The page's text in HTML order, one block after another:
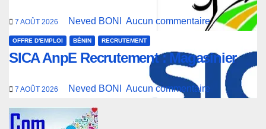
7 AOÛT 2026 Neved BONI Aucun commentaire
OFFRE D'EMPLOI BÉNIN RECRUTEMENT
SICA AnpE Recrutement : Magasinier
7 AOÛT 2026 Neved BONI Aucun commentaire